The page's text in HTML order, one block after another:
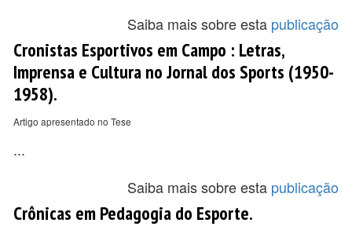
Saiba mais sobre esta publicação
Cronistas Esportivos em Campo : Letras,
Imprensa e Cultura no Jornal dos Sports (1950-
1958).
Artigo apresentado no Tese
...
Saiba mais sobre esta publicação
Crônicas em Pedagogia do Esporte.